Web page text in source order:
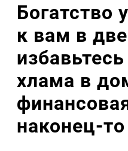
Богатство
к вам в
хлама в
наконец-